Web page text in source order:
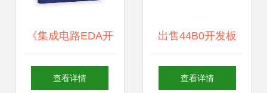
《集成电路EDA开
发与应用 版图设
查看详情
出售44B0开发板
ARM技术爱好者的
查看详情